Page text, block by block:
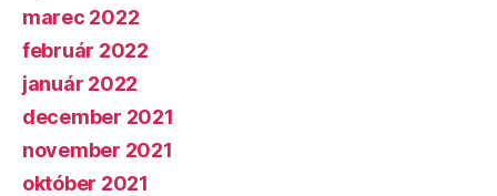
marec 2022
február 2022
január 2022
december 2021
november 2021
október 2021